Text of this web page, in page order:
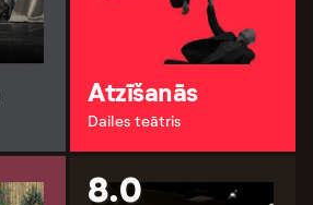
Atzīšanās
Dailes teātris
8.0